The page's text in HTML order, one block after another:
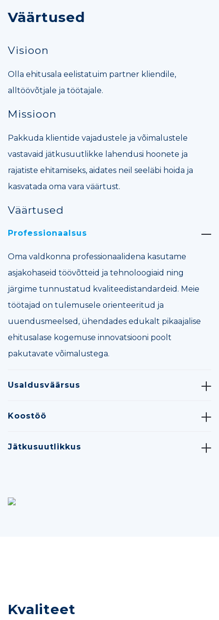
Väärtused
Visioon
Olla ehitusala eelistatuim partner kliendile,
alltöövõtjale ja töötajale.
Missioon
Pakkuda klientide vajadustele ja võimalustele
vastavaid jätkusuutlikke lahendusi hoonete ja
rajatiste ehitamiseks, aidates neil seeläbi hoida ja
kasvatada oma vara väärtust.
Väärtused
Professionaalsus
Oma valdkonna professionaalidena kasutame
asjakohaseid töövõtteid ja tehnoloogiaid ning
järgime tunnustatud kvaliteedistandardeid. Meie
töötajad on tulemusele orienteeritud ja
uuendusmeelsed, ühendades edukalt pikaajalise
ehitusalase kogemuse innovatsiooni poolt
pakutavate võimalustega.
Usaldusväärsus
Koostöö
Jätkusuutlikkus
Kvaliteet